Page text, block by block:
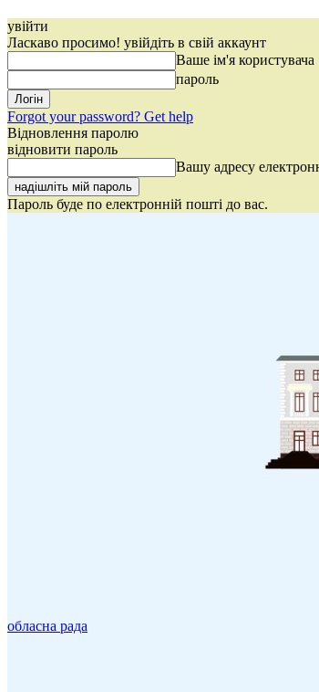
увійти
Ласкаво просимо! увійдіть в свій аккаунт
Ваше ім'я користувача
пароль
Forgot your password? Get help
Відновлення паролю
відновити пароль
Вашу адресу
Пароль буде по електронній пошті до вас.
обласна рада